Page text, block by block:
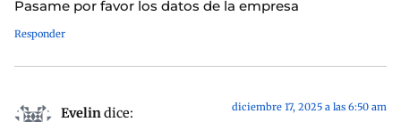
Pasame por favor los datos de la empresa
Responder
Evelin dice: diciembre 17, 2025 a las 6:50 am